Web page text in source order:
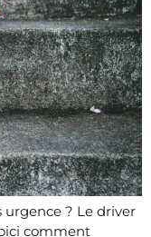
urgence ? Le driver
comment